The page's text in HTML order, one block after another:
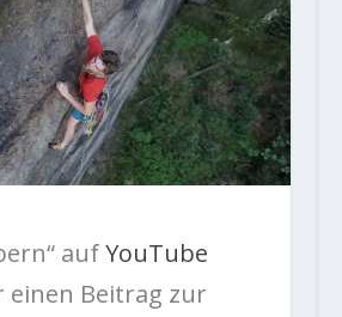
aufYouTube
einen Beitrag zur